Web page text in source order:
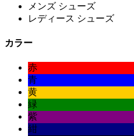
メンズ シューズ
レディース シューズ
カラー
赤
青
黄
緑
紫
紺